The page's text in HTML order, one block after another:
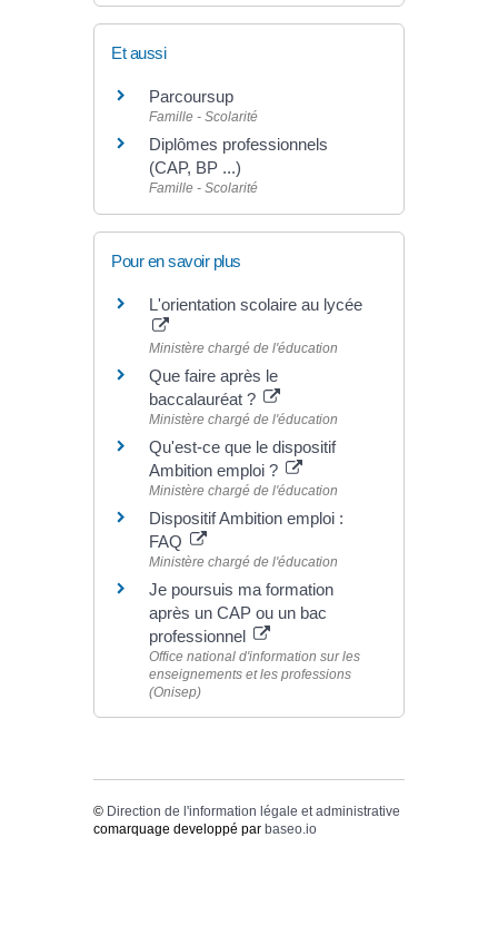
Et aussi
Parcoursup
Famille - Scolarité
Diplômes professionnels
(CAP, BP ...)
Famille - Scolarité
Pour en savoir plus
L'orientation scolaire au lycée
Ministère chargé de l'éducation
Que faire après le
baccalauréat ?
Ministère chargé de l'éducation
Qu'est-ce que le dispositif
Ambition emploi ?
Ministère chargé de l'éducation
Dispositif Ambition emploi :
FAQ
Ministère chargé de l'éducation
Je poursuis ma formation
après un CAP ou un bac
professionnel
Office national d'information sur les
enseignements et les professions
(Onisep)
© Direction de l'information légale et administrative
comarquage developpé par baseo.io